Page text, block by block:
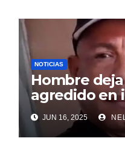
NOTICIAS
Hombre
agredido en
SDEJUN 16, 2025